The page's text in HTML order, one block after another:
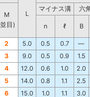
L
M
目)
マイナス溝 六
n ℓ B
2 5.0 0.5 0.7
―
3
9.0 0.5 0.9
1.5
4
12.0 0.6 1.0
2.0
5
14.0 0.8 1.1
2.5
6
15.0 1.0 1.1
3.0